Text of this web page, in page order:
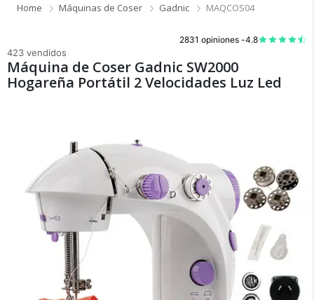
Home Máquinas de Coser Gadnic MAQCOS04
2831 opiniones -4.8
423 vendidos
Máquina de Coser Gadnic SW2000
Hogareña Portátil 2 Velocidades Luz Led